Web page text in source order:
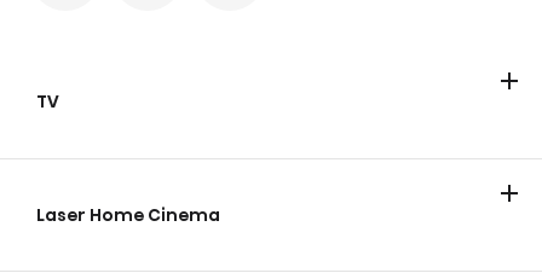
TV
Laser Home Cinema